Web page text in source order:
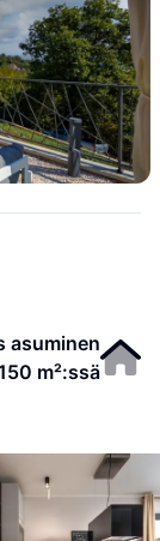
asuminen
m²:ssä